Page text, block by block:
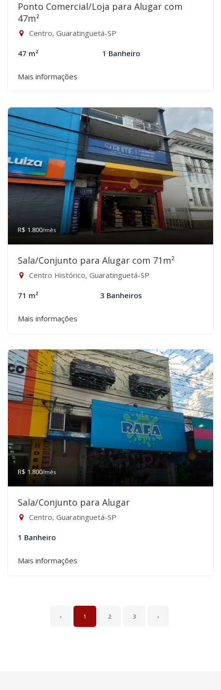
Ponto Comercial/Loja para Alugar com
47m²
Centro, Guaratinguetá-SP
47 m² 1 Banheiro
Mais informações
R$ 1.800/mês
Sala/Conjunto para Alugar com 71m²
Centro Histórico, Guaratinguetá-SP
71 m² 3 Banheiros
Mais informações
R$ 1.800/mês
Sala/Conjunto para Alugar
Centro, Guaratinguetá-SP
1 Banheiro
Mais informações
‹ 1 2 3 ›